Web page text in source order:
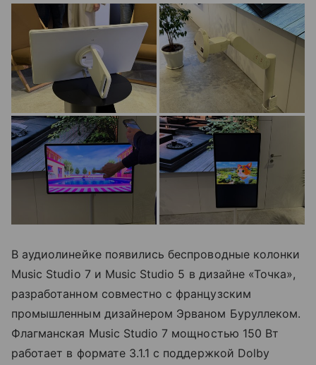
В аудиолинейке появились беспроводные колонки
Music Studio 7 и Music Studio 5 в дизайне «Точка»,
разработанном совместно с французским
промышленным дизайнером Эрваном Буруллеком.
Флагманская Music Studio 7 мощностью 150 Вт
работает в формате 3.1.1 с поддержкой Dolby